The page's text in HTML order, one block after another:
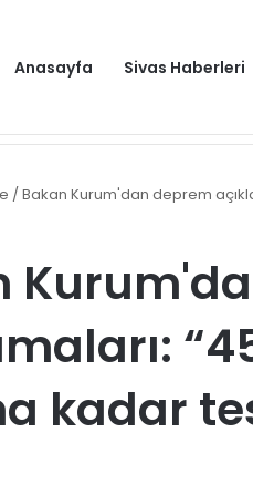
Anasayfa Sivas Haberleri
/Bakan Kurum'dan deprem
kadar